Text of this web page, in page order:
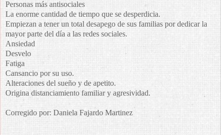
Personas más antisociales
La enorme cantidad de tiempo que se desperdicia.
Empiezan a tener un total desapego de sus familias por dedicar la
mayor parte del día a las redes sociales.
Ansiedad
Desvelo
Fatiga
Cansancio por su uso.
Alteraciones del sueño y de apetito.
Origina distanciamiento familiar y agresividad.
Corregido por: Daniela Fajardo Martinez